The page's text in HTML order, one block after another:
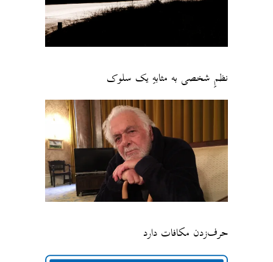
نظمِ شخصی به مثابهِ یک سلوک
حرف‌زدن مکافات دارد